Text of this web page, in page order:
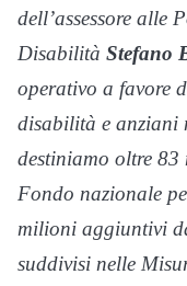
dell’assessore alle
Disabilità Stefano
operativo a favore
disabilità e anziani
destiniamo oltre
Fondo nazionale
milioni aggiuntivi
suddivisi nelle